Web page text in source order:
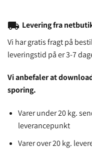
local_shipping Levering fra
Vi har gratis fragt på
leveringstid på er 3-7
Vi anbefaler at
sporing.
Varer under 20 kg.
leverancepunkt
Varer over 20 kg.